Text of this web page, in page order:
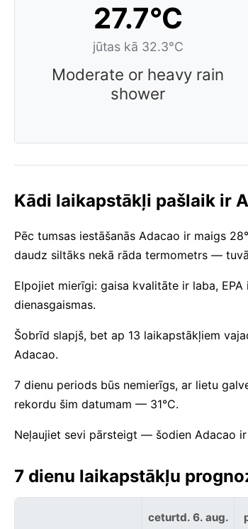
27.7°C
jūtas kā 32.3°C
Moderate or heavy rain
shower
Kādi laikapstākļi pašlaik ir
Pēc tumsas iestāšanās Adacao ir maigs
daudz siltāks nekā rāda termometrs —
Elpojiet mierīgi: gaisa kvalitāte ir laba,
dienasgaismas.
Šobrīd slapjš, bet ap 13 laikapstākļiem
Adacao.
7 dienu periods būs nemierīgs, ar lietu
rekordu šim datumam — 31°C.
Neļaujiet sevi pārsteigt — šodien Adacao
7 dienu laikapstākļu
ceturtd. 6. aug.